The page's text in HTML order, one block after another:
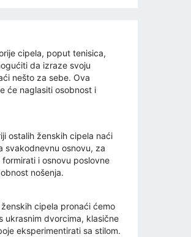
cipela, poput tenisica,
da izraze svoju
nešto za sebe. Ova
će naglasiti osobnost i
ostalih ženskih cipela naći
svakodnevnu osnovu, za
i osnovu poslovne
nošenja.
cipela pronaći ćemo
ukrasnim dvorcima, klasične
eksperimentirati sa stilom.